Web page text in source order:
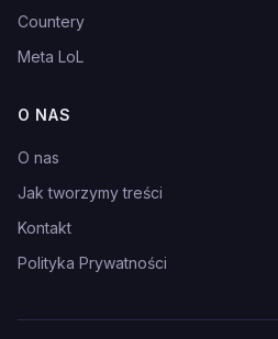
Countery
Meta LoL
O NAS
O nas
Jak tworzymy treści
Kontakt
Polityka Prywatności